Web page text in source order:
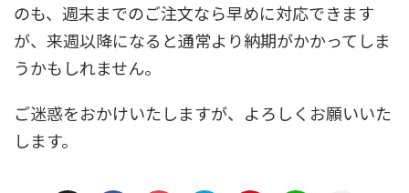
のも、週末までのご注文なら早めに対応できます
が、来週以降になると通常より納期がかかってしま
うかもしれません。
ご迷惑をおかけいたしますが、よろしくお願いいた
します。